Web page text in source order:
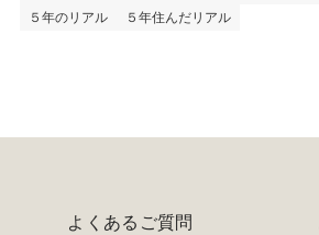
５年のリアル
５年住んだリアル
よくあるご質問